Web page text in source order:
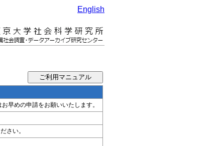
English
早めの申請をお願いいたします。
さい。